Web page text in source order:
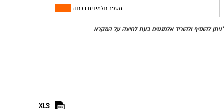
מספר תלמידים בכתה
*ניתן להוסיף ולהוריד אלמנטים בעת לחיצה על המקרא
XLS